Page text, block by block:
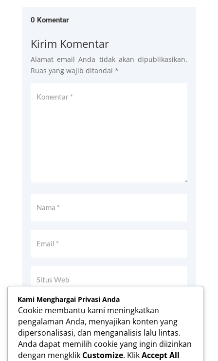
0 Komentar
Kirim Komentar
Alamat email Anda tidak akan dipublikasikan.
Ruas yang wajib ditandai *
Simpan nama, email, dan situs web saya
pada peramban ini untuk komentar saya
berikutnya.
KIRIM KOMENTAR
Kami Menghargai Privasi Anda
Cookie membantu kami meningkatkan
pengalaman Anda, menyajikan konten yang
dipersonalisasi, dan menganalisis lalu lintas.
Anda dapat memilih cookie yang ingin diizinkan
dengan mengklik Customize. KlikAccept All